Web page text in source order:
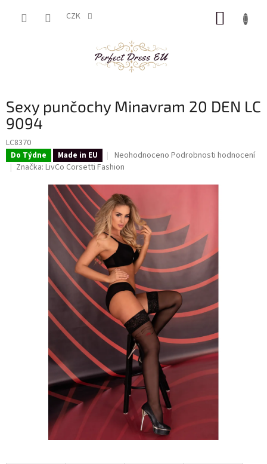
CZK
Sexy punčochy Minavram 20 DEN LC
9094
LC8370
Do Týdne Made in EU
Průměrné
hodnocení
je
0,0
z
5
hvězdiček.
Neohodnoceno Podrobnosti hodnocení
Značka: LivCo Corsetti Fashion